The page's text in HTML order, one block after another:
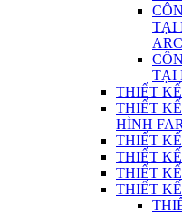
TẠI
TẠI
THIẾT
THIẾT
HÌNH
THIẾT
THIẾT
THIẾT
THIẾT